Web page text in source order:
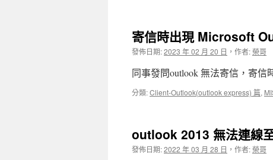
寄信時出現 Microsoft
發佈日期:2023 年 02 月 20 日 ， 作者:榮哥
同事發問outlook 無法寄信，寄信
分類:Client-Outlook(outlook express) 篇,
outlook 2013 無法連線
發佈日期:2022 年 03 月 28 日 ， 作者:榮哥